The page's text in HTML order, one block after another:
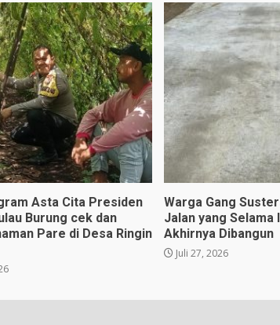
Asta Cita Presiden
Burung cek dan
Pare di Desa Ringin
Warga Gang
Jalan yang Selama
Akhirnya Dibangun
Juli 27, 2026